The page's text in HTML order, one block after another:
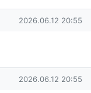
작성일
2026.06.12 20:55
작성일
2026.06.12 20:55